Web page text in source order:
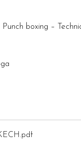
boxing –
.pdf